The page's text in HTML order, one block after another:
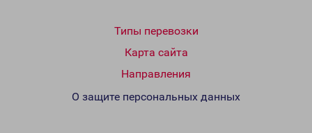
Типы перевозки
Карта сайта
Направления
О защите персональных данных